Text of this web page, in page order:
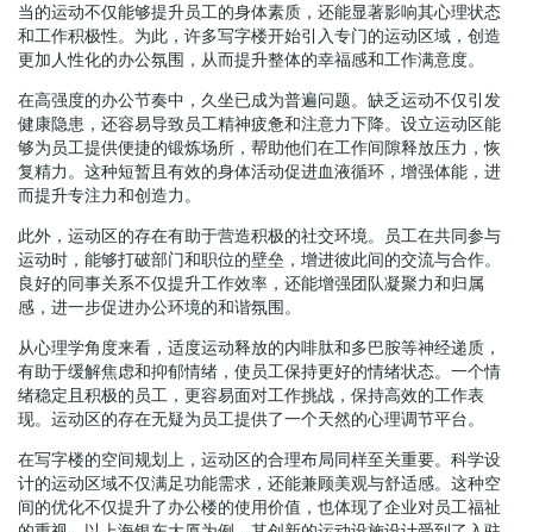
当的运动不仅能够提升员工的身体素质，还能显著影响其心理状态
和工作积极性。为此，许多写字楼开始引入专门的运动区域，创造
更加人性化的办公氛围，从而提升整体的幸福感和工作满意度。
在高强度的办公节奏中，久坐已成为普遍问题。缺乏运动不仅引发
健康隐患，还容易导致员工精神疲惫和注意力下降。设立运动区能
够为员工提供便捷的锻炼场所，帮助他们在工作间隙释放压力，恢
复精力。这种短暂且有效的身体活动促进血液循环，增强体能，进
而提升专注力和创造力。
此外，运动区的存在有助于营造积极的社交环境。员工在共同参与
运动时，能够打破部门和职位的壁垒，增进彼此间的交流与合作。
良好的同事关系不仅提升工作效率，还能增强团队凝聚力和归属
感，进一步促进办公环境的和谐氛围。
从心理学角度来看，适度运动释放的内啡肽和多巴胺等神经递质，
有助于缓解焦虑和抑郁情绪，使员工保持更好的情绪状态。一个情
绪稳定且积极的员工，更容易面对工作挑战，保持高效的工作表
现。运动区的存在无疑为员工提供了一个天然的心理调节平台。
在写字楼的空间规划上，运动区的合理布局同样至关重要。科学设
计的运动区域不仅满足功能需求，还能兼顾美观与舒适感。这种空
间的优化不仅提升了办公楼的使用价值，也体现了企业对员工福祉